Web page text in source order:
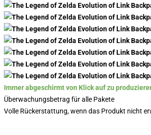
Immer abgeschirmt von Klick auf zu
Überwachungsbetrag für alle Pakete
Volle Rückerstattung, wenn das Produkt nicht